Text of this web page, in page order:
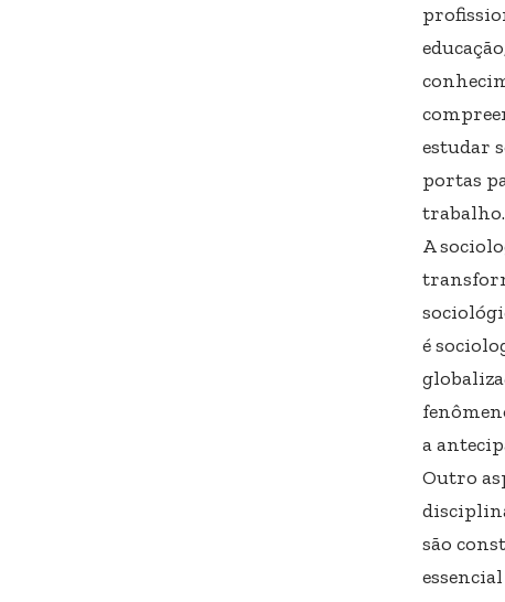
estudar
portas
trabalho.
A
é
a
Outro
são